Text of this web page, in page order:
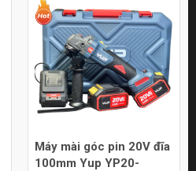
Máy mài góc pin 20V đĩa
100mm Yup YP20-